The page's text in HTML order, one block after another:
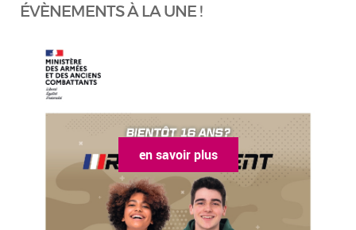
ÉVÈNEMENTS À LA UNE !
en savoir plus